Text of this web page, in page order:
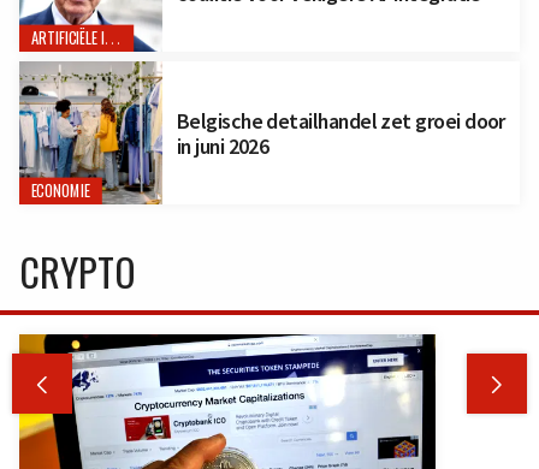
ARTIFICIËLE INTELLIGENTIE
ECONOMIE
Belgische detailhandel zet groei door
in juni 2026
CRYPTO
 